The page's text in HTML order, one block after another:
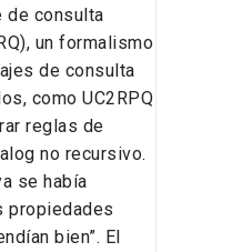
de consulta
un formalismo
de consulta
como UC2RPQ
reglas de
no recursivo.
se había
propiedades
bien”. El